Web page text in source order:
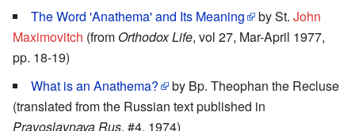
The Word 'Anathema' and Its Meaning by St. John
Maximovitch (from Orthodox Life, vol 27, Mar-April 1977,
pp. 18-19)
What is an Anathema?
by Bp. Theophan the Recluse
(translated from the Russian text published in
Pravoslavnaya Rus, #4, 1974)